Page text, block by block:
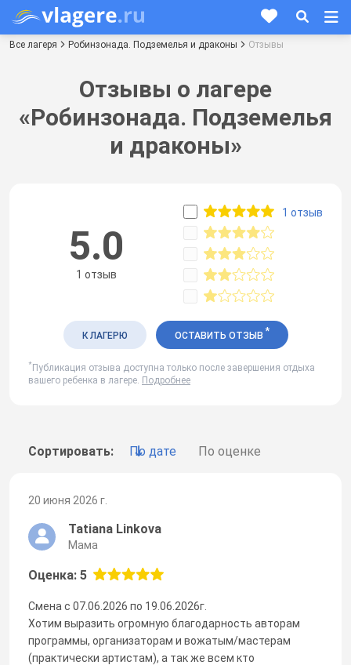
Все лагеря Робинзонада. Подземелья и драконы Отзывы
Отзывы о лагере
«Робинзонада. Подземелья
и драконы»
Сортировать: По дате По оценке
20 июня 2026 г.
Tatiana Linkova
Мама
Оценка: 5
Смена с 07.06.2026 по 19.06.2026г.
Хотим выразить огромную благодарность авторам
программы, организаторам и вожатым/мастерам
(практически артистам), а так же всем кто
5.0
1 отзыв
1 отзыв
К ЛАГЕРЮ ОСТАВИТЬ ОТЗЫВ *
* Публикация отзыва доступна только после завершения отдыха
вашего ребенка в лагере. Подробнее